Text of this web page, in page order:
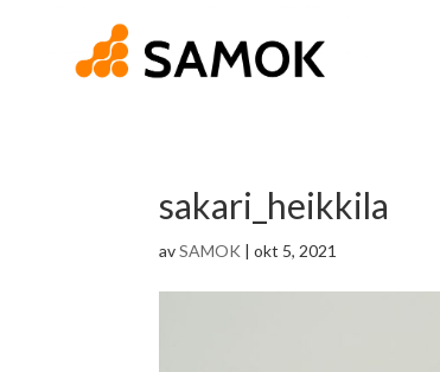
sakari_heikkila
avSAMOK |okt 5, 2021